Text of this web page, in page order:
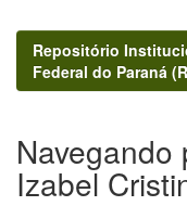
Repositório
Federal do Paraná
Navegando
Izabel